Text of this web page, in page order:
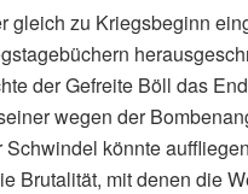
gleich zu Kriegsbeginn
der Gefreite Böll das
wegen der
könnte
Brutalität, mit denen die